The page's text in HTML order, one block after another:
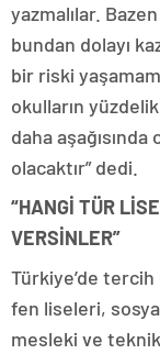
yazmalılar.
bundan dolayı
bir riski
okulların
daha
olacaktır” dedi.
“HANGİ TÜR
VERSİNLER”
Türkiye’de
fen liseleri,
mesleki ve